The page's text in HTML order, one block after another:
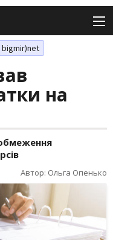
bigmir)net
на
Автор: Ольга Опенько